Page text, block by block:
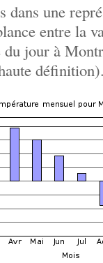
dans une
entre la
jour à